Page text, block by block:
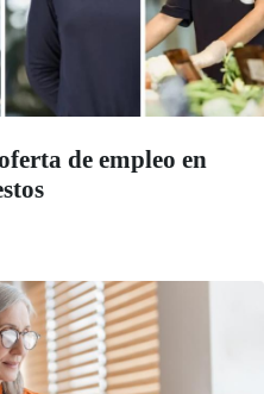
de empleo en